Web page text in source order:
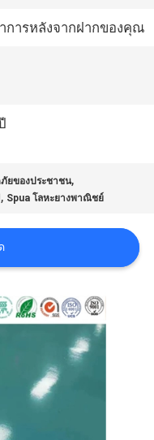
การหลังจากฝากของคุณ
ยของประชาชน,
, Spua โลหะยางพาณิชย์